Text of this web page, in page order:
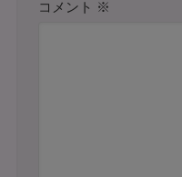
コメント ※